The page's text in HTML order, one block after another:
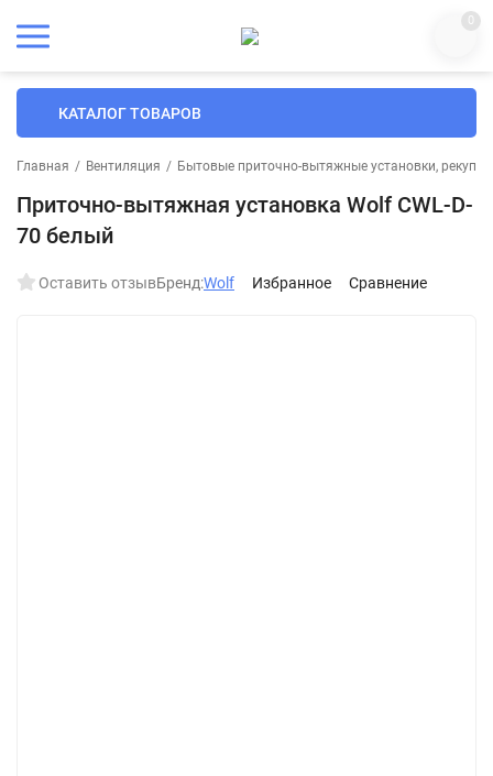
0
КАТАЛОГ ТОВАРОВ
Главная / Вентиляция / Бытовые приточно-вытяжные установки,
Приточно-вытяжная установка Wolf CWL-D-
70 белый
Оставить отзывБренд:Wolf Избранное Сравнение